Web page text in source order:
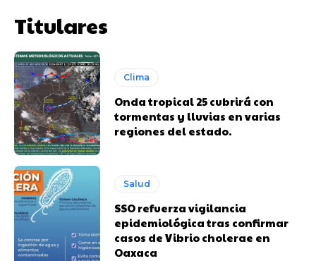
Titulares
Clima
Onda tropical 25 cubrirá con
tormentas y lluvias en varias
regiones del estado.
Salud
SSO refuerza vigilancia
epidemiológica tras confirmar
casos de Vibrio cholerae en
Oaxaca